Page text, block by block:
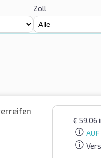
Zoll
€ 59,06
AUF